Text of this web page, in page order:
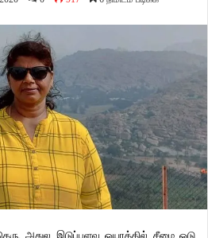
அதுல இடுப்பளவு ஒயரத்தில் சீமை ஓடு